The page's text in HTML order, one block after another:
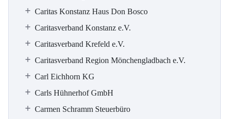
Caritas Konstanz Haus Don Bosco
Caritasverband Konstanz e.V.
Caritasverband Krefeld e.V.
Caritasverband Region Mönchengladbach e.V.
Carl Eichhorn KG
Carls Hühnerhof GmbH
Carmen Schramm Steuerbüro